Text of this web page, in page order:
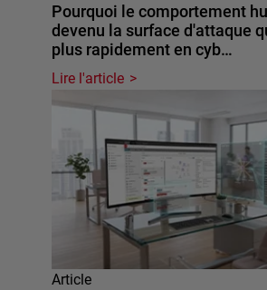
Pourquoi le comportement
devenu la surface d'attaque
plus rapidement en cyb…
Lire l'article
Article